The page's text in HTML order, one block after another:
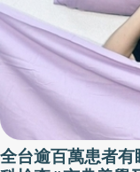
全台逾百萬患者